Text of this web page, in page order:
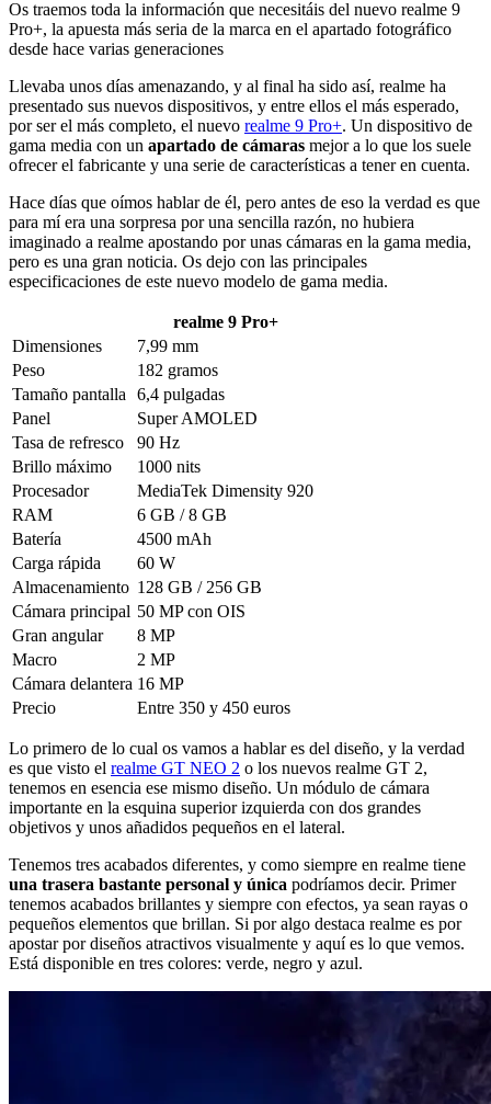
Os traemos toda la información que necesitáis del nuevo realme 9
Pro+, la apuesta más seria de la marca en el apartado fotográfico
desde hace varias generaciones
Llevaba unos días amenazando, y al final ha sido así, realme ha
presentado sus nuevos dispositivos, y entre ellos el más esperado,
por ser el más completo, el nuevo realme 9 Pro+. Un dispositivo de
gama media con un apartado de cámaras mejor a lo que los suele
ofrecer el fabricante y una serie de características a tener en cuenta.
Hace días que oímos hablar de él, pero antes de eso la verdad es que
para mí era una sorpresa por una sencilla razón, no hubiera
imaginado a realme apostando por unas cámaras en la gama media,
pero es una gran noticia. Os dejo con las principales
especificaciones de este nuevo modelo de gama media.
realme 9 Pro+
Dimensiones
7,99 mm
Peso
182 gramos
Tamaño pantalla
6,4 pulgadas
Panel
Super AMOLED
Tasa de refresco
90 Hz
Brillo máximo
1000 nits
Procesador
MediaTek Dimensity 920
RAM
6 GB / 8 GB
Batería
4500 mAh
Carga rápida
60 W
Almacenamiento 128 GB / 256 GB
Cámara principal 50 MP con OIS
Gran angular
8 MP
Macro
2 MP
Cámara delantera 16 MP
Precio
Entre 350 y 450 euros
Lo primero de lo cual os vamos a hablar es del diseño, y la verdad
es que visto el realme GT NEO 2 o los nuevos realme GT 2,
tenemos en esencia ese mismo diseño. Un módulo de cámara
importante en la esquina superior izquierda con dos grandes
objetivos y unos añadidos pequeños en el lateral.
Tenemos tres acabados diferentes, y como siempre en realme tiene
una trasera bastante personal y única podríamos decir. Primer
tenemos acabados brillantes y siempre con efectos, ya sean rayas o
pequeños elementos que brillan. Si por algo destaca realme es por
apostar por diseños atractivos visualmente y aquí es lo que vemos.
Está disponible en tres colores: verde, negro y azul.